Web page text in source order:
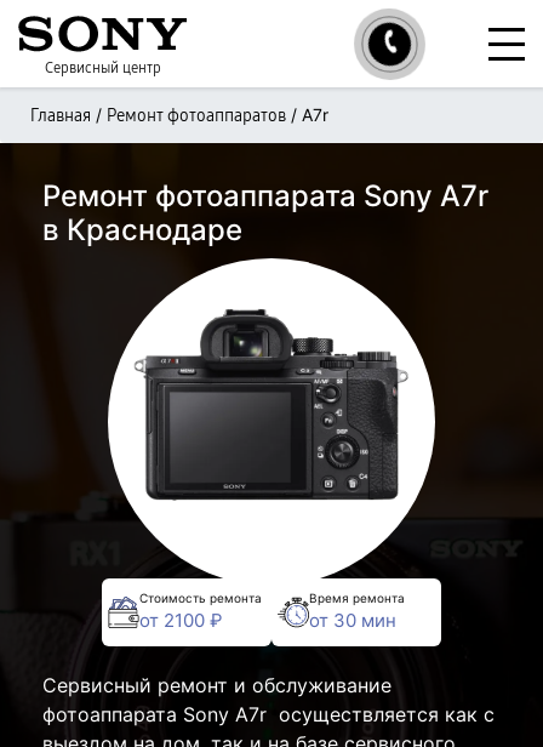
Сервисный центр
Главная / Ремонт фотоаппаратов / A7r
Ремонт фотоаппарата Sony A7r
в Краснодаре
Стоимость ремонта
от 2100 ₽
Время ремонта
от 30 мин
Сервисный ремонт и обслуживание
фотоаппарата Sony A7r осуществляется как с